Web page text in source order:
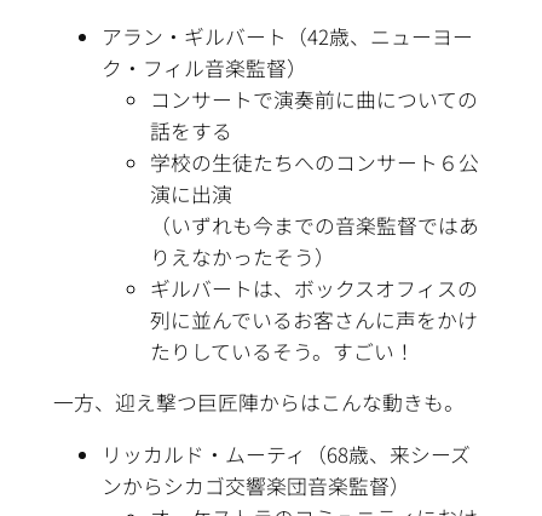
アラン・ギルバート（42歳、ニューヨー
ク・フィル音楽監督）
コンサートで演奏前に曲についての
話をする
学校の生徒たちへのコンサート６公
演に出演
（いずれも今までの音楽監督ではあ
りえなかったそう）
ギルバートは、ボックスオフィスの
列に並んでいるお客さんに声をかけ
たりしているそう。すごい！
一方、迎え撃つ巨匠陣からはこんな動きも。
リッカルド・ムーティ（68歳、来シーズ
ンからシカゴ交響楽団音楽監督）